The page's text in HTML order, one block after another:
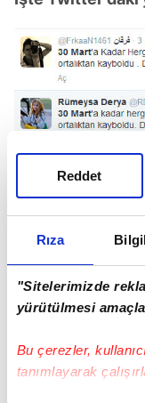
Rıza
"Sitelerimizde
yürütülmesi
Bu çerezler,
tanımlayarak
Reddet